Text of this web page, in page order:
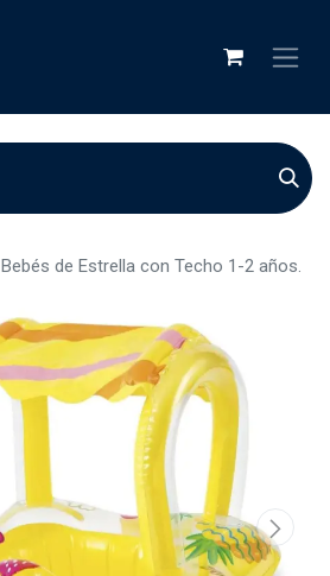
de Estrella con Techo 1-2 años.